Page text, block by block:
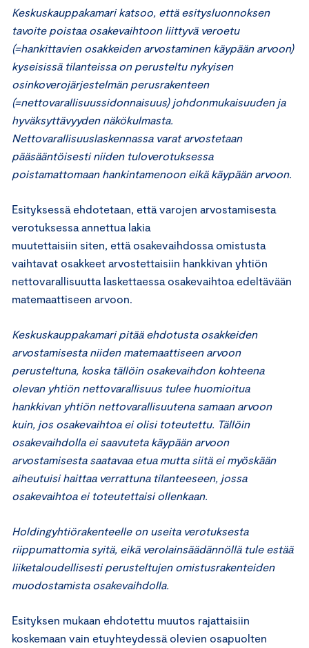
Keskuskauppakamari katsoo, että esitysluonnoksen
tavoite poistaa osakevaihtoon liittyvä veroetu
(=hankittavien osakkeiden arvostaminen käypään arvoon)
kyseisissä tilanteissa on perusteltu nykyisen
osinkoverojärjestelmän perusrakenteen
(=nettovarallisuussidonnaisuus) johdonmukaisuuden ja
hyväksyttävyyden näkökulmasta.
Nettovarallisuuslaskennassa varat arvostetaan
pääsääntöisesti niiden tuloverotuksessa
poistamattomaan hankintamenoon eikä käypään arvoon.
Esityksessä ehdotetaan, että varojen arvostamisesta
verotuksessa annettua lakia
muutettaisiin siten, että osakevaihdossa omistusta
vaihtavat osakkeet arvostettaisiin hankkivan yhtiön
nettovarallisuutta laskettaessa osakevaihtoa edeltävään
matemaattiseen arvoon.
Keskuskauppakamari pitää ehdotusta osakkeiden
arvostamisesta niiden matemaattiseen arvoon
perusteltuna, koska tällöin osakevaihdon kohteena
olevan yhtiön nettovarallisuus tulee huomioitua
hankkivan yhtiön nettovarallisuutena samaan arvoon
kuin, jos osakevaihtoa ei olisi toteutettu. Tällöin
osakevaihdolla ei saavuteta käypään arvoon
arvostamisesta saatavaa etua mutta siitä ei myöskään
aiheutuisi haittaa verrattuna tilanteeseen, jossa
osakevaihtoa ei toteutettaisi ollenkaan.
Holdingyhtiörakenteelle on useita verotuksesta
riippumattomia syitä, eikä verolainsäädännöllä tule estää
liiketaloudellisesti perusteltujen omistusrakenteiden
muodostamista osakevaihdolla.
Esityksen mukaan ehdotettu muutos rajattaisiin
koskemaan vain etuyhteydessä olevien osapuolten